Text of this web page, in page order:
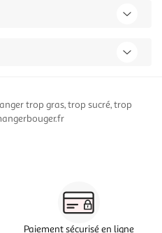
trop gras, trop sucré, trop
Paiement sécurisé en ligne